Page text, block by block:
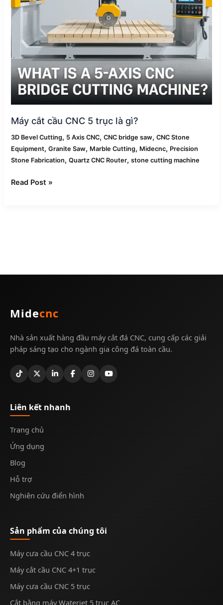
Máy cắt cầu CNC 5 trục là gì?
3D Bevel Cutting, 5 Axis CNC,CNC bridge saw,CNC Stone
Equipment,Granite Saw, Marble Cutting, Midecnc, Precision
Stone Fabrication,Quartz CNC Router,stone cutting machine
Read Post »
Midecnc
Nhà sản xuất hàng đầu máy cắt đá CNC, cung cấp các giải
pháp sáng tạo cho ngành gia công đá toàn cầu.
Liên kết nhanh
Trang chủ
Ứng dụng
Blog
Hỗ trợ
Nghiên cứu điển hình
Sản phẩm của chúng tôi
Máy cưa cầu CNC 4 trục
Máy cắt cầu CNC 4+1 trục
Máy cưa cầu CNC 5 trục
Cắt bằng máy Waterjet 5 trục AC